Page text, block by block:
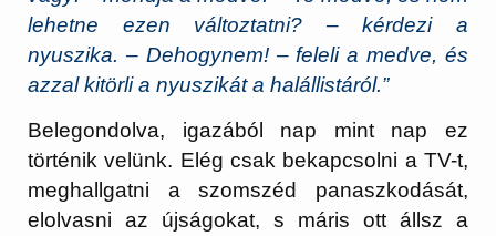
lehetne ezen változtatni? – kérdezi a
nyuszika. – Dehogynem! – feleli a medve, és
azzal kitörli a nyuszikát a halállistáról.”
Belegondolva, igazából nap mint nap ez
történik velünk. Elég csak bekapcsolni a TV-t,
meghallgatni a szomszéd panaszkodását,
elolvasni az újságokat, s máris ott állsz a